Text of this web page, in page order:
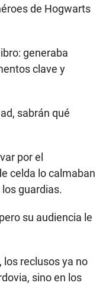
de Hogwarts
generaba
clave y
sabrán qué
por el
celda lo calmaban
guardias.
su audiencia le
los reclusos ya no
sino en los